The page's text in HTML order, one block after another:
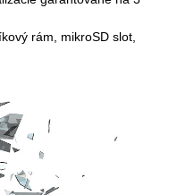
rám, mikroSD slot,